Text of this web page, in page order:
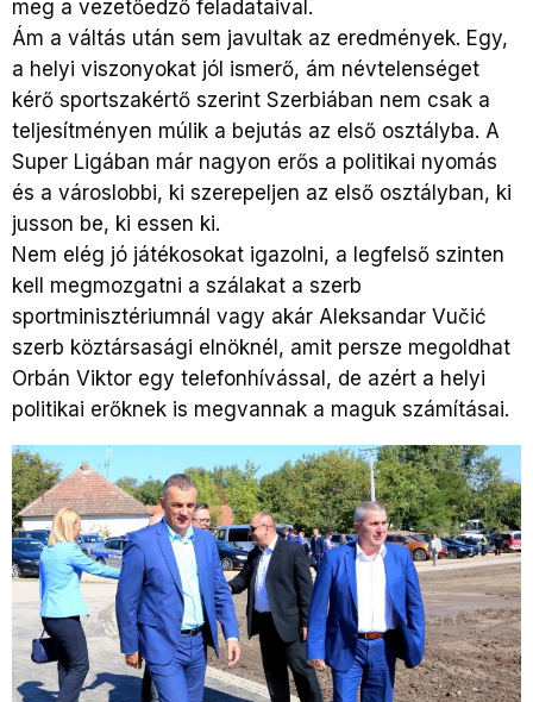
meg a vezetőedző feladataival.
Ám a váltás után sem javultak az eredmények. Egy,
a helyi viszonyokat jól ismerő, ám névtelenséget
kérő sportszakértő szerint Szerbiában nem csak a
teljesítményen múlik a bejutás az első osztályba. A
Super Ligában már nagyon erős a politikai nyomás
és a városlobbi, ki szerepeljen az első osztályban, ki
jusson be, ki essen ki.
Nem elég jó játékosokat igazolni, a legfelső szinten
kell megmozgatni a szálakat a szerb
sportminisztériumnál vagy akár Aleksandar Vučić
szerb köztársasági elnöknél, amit persze megoldhat
Orbán Viktor egy telefonhívással, de azért a helyi
politikai erőknek is megvannak a maguk számításai.